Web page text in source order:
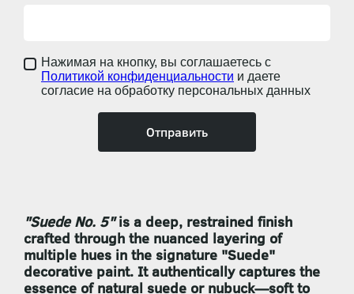
Нажимая на кнопку, вы соглашаетесь с
Политикой конфиденциальности и даете
согласие на обработку персональных данных
"Suede No. 5"is a deep, restrained finish
crafted through the nuanced layering of
multiple hues in the signature "Suede"
decorative paint. It authentically captures the
essence of natural suede or nubuck—soft to